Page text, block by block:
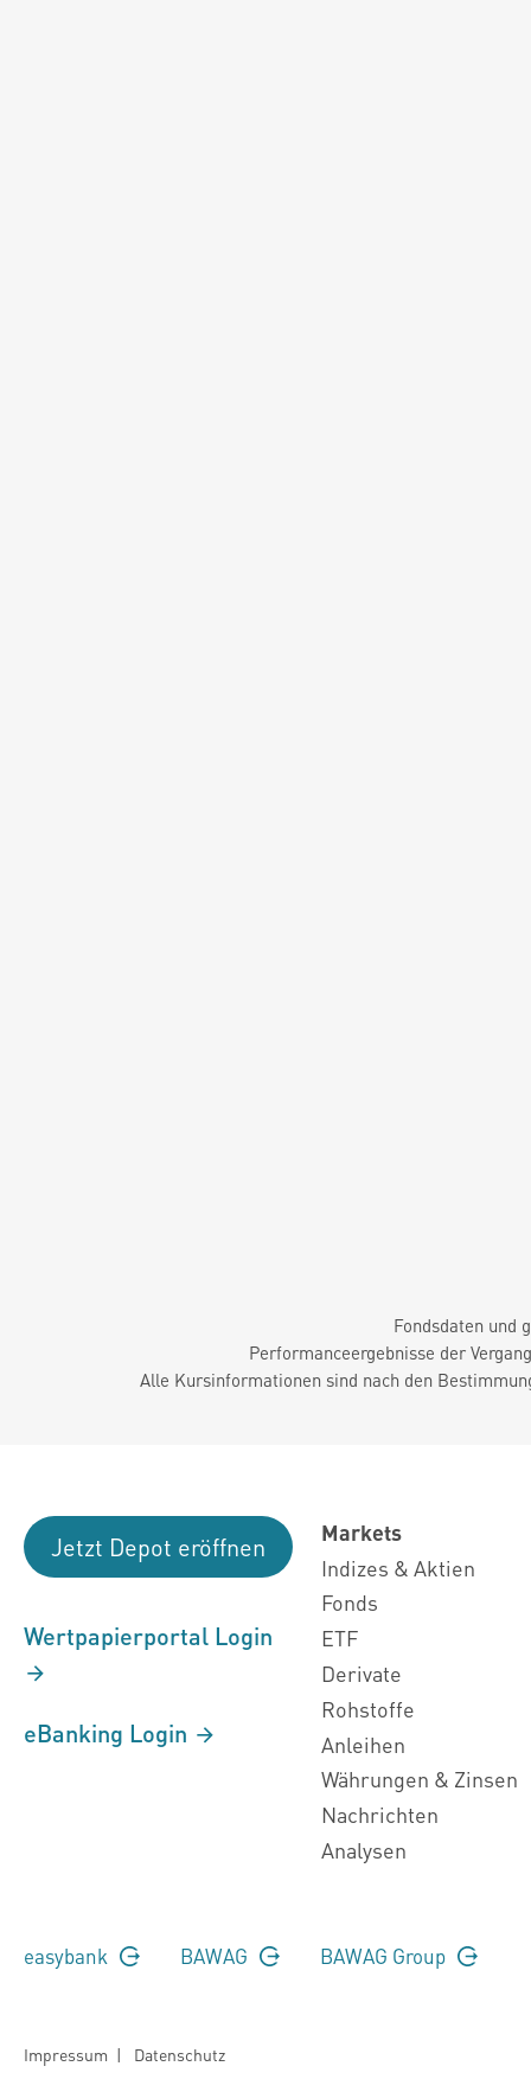
Fondsdaten und
Performanceergebnisse der
Alle Kursinformationen sind nach den
Jetzt Depot eröffnen
Wertpapierportal Login
eBanking Login
Markets
Indizes & Aktien
Fonds
ETF
Derivate
Rohstoffe
Anleihen
Währungen & Zinsen
Nachrichten
Analysen
easybank BAWAG BAWAG Group
Impressum | Datenschutz